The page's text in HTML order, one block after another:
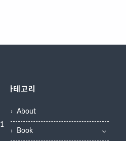
카테고리
About
Book